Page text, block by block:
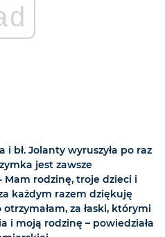
bł. Jolanty wyruszyła po raz
jest zawsze
rodzinę, troje dzieci i
każdym razem dziękuję
za łaski, którymi
i moją rodzinę – powiedziała